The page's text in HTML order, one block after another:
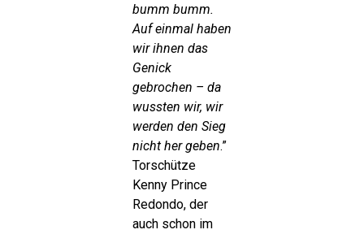
bumm bumm.
Auf einmal haben
wir ihnen das
Genick
gebrochen – da
wussten wir, wir
werden den Sieg
nicht her geben.”
Torschütze
Kenny Prince
Redondo, der
auch schon im